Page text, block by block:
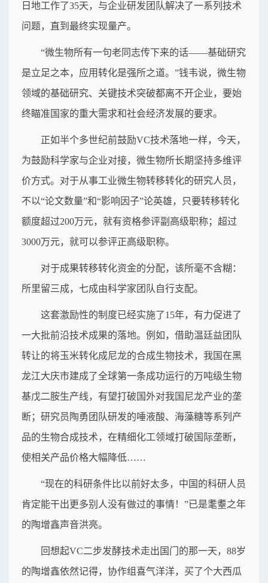
日地工作了35天，与企业研发团队解决了一系列技术
问题，直到最终实现量产。
“微生物所有一句老同志传下来的话——基础研究
是立足之本，应用转化是强所之道。”钱韦说，微生物
领域的基础研究、关键技术突破都离不开企业，要始
终瞄准国家的重大需求和社会经济发展的要求。
正如半个多世纪前鼓励VC技术落地一样，今天，
为鼓励科学家与企业对接，微生物所长期坚持多维评
价方式。对于从事工业微生物转移转化的研究人员，
不以“论文数量”和“影响因子”论英雄，只要转移转化
额度超过200万元，就有资格参评副高级职称；超过
3000万元，就可以参评正高级职称。
对于成果转移转化资金的分配，该所毫不含糊：
所里留三成，七成由科学家团队自行支配。
这套激励性的制度已经实施了15年，有力促进了
一大批前沿技术成果的落地。例如，借助温廷益团队
转让的将玉米转化成尼龙的合成生物技术，我国在黑
龙江大庆市建成了全球第一条成功运行的万吨级生物
基戊二胺生产线，有望打破国外对我国尼龙产业的垄
断；研究员陶勇团队研发的唾液酸、海藻糖等系列产
品的生物合成技术，在精细化工领域打破国际垄断，
使相关产品价格大幅降低……
“现在的科研条件比以前好太多，中国的科研人员
肯定能干出更多别人没有做过的事情！”已是耄耋之年
的陶增鑫声音洪亮。
回想起VC二步发酵技术走出国门的那一天，88岁
的陶增鑫依然记得，协作组喜气洋洋，买了个大西瓜